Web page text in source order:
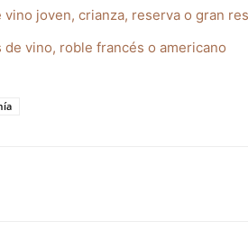
joven, crianza, reserva o gran
vino, roble francés o americano